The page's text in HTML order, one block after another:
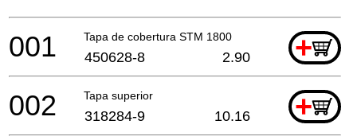
Tapa de cobertura STM 1800 +
001 450628-8 2.90
Tapa superior +
002 318284-9 10.16